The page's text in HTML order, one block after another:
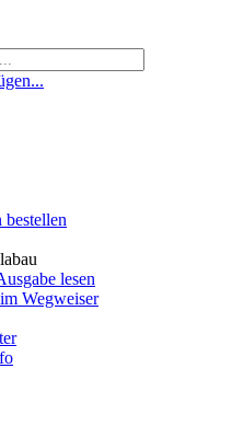
bestellen
lesen
Wegweiser